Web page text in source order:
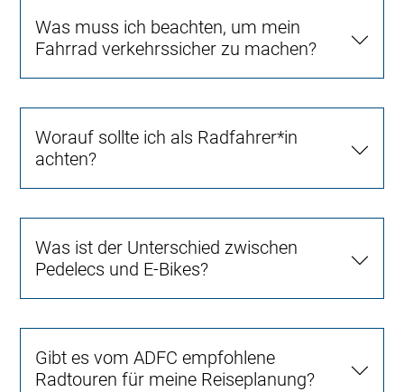
Was muss ich beachten, um mein
Fahrrad verkehrssicher zu machen?
Worauf sollte ich als Radfahrer*in
achten?
Was ist der Unterschied zwischen
Pedelecs und E-Bikes?
Gibt es vom ADFC empfohlene
Radtouren für meine Reiseplanung?